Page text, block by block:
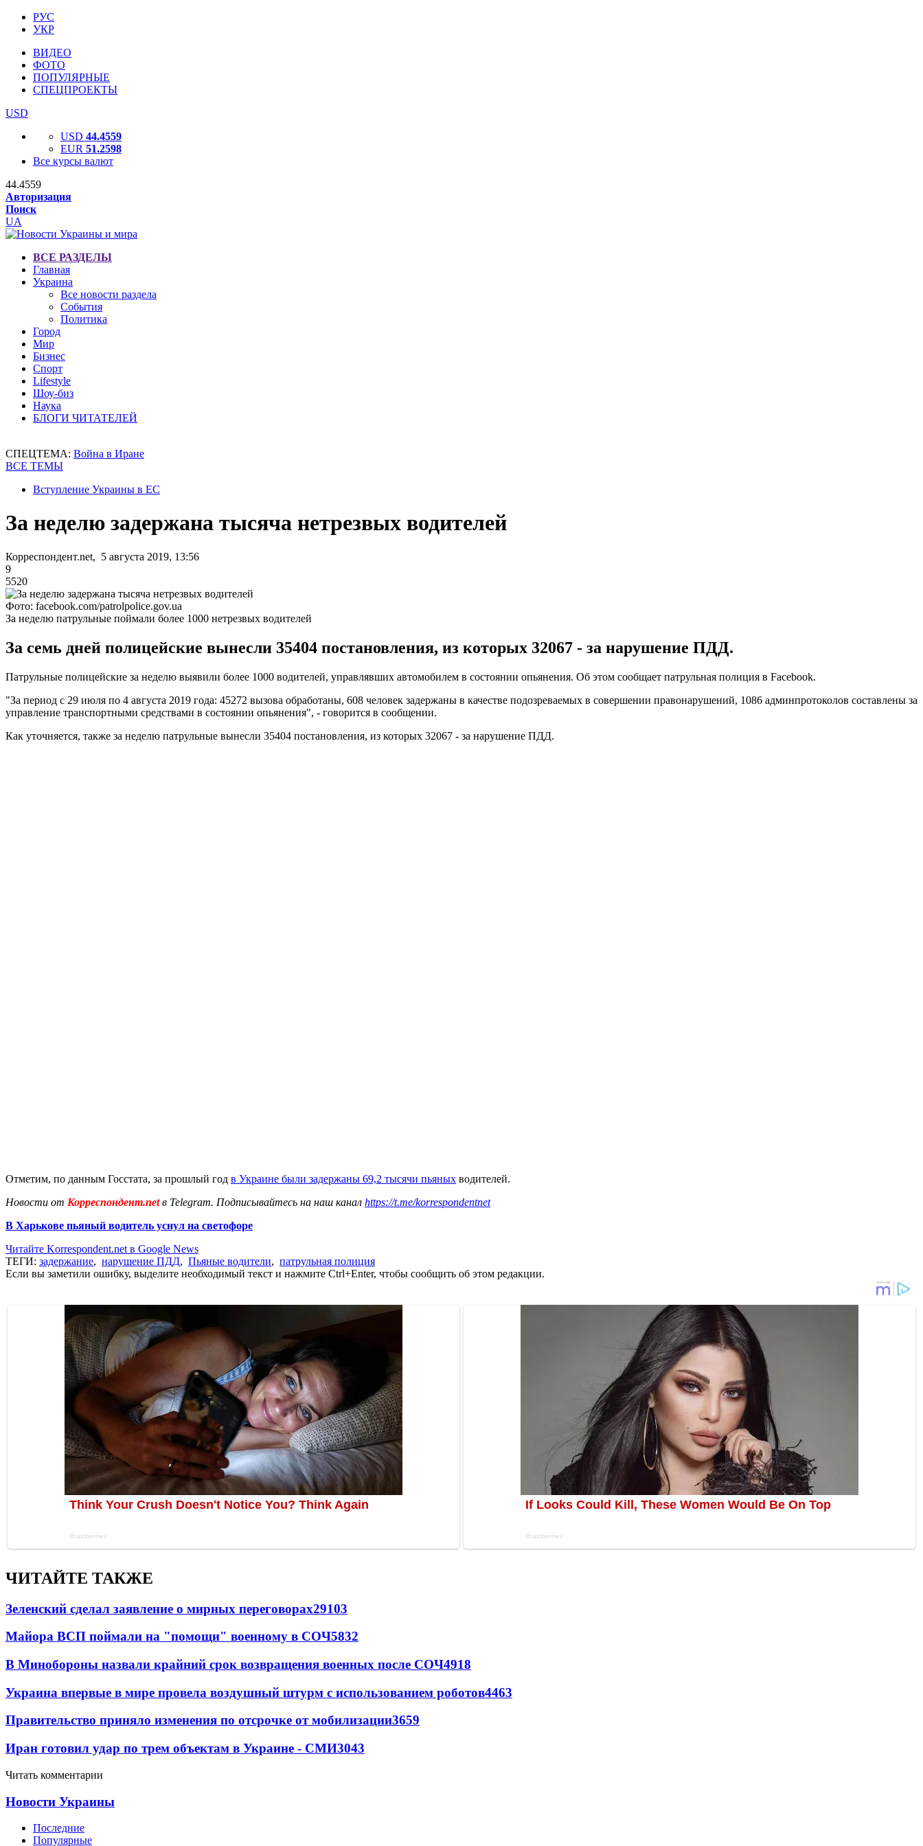
РУС
УКР
ВИДЕО
ФОТО
ПОПУЛЯРНЫЕ
СПЕЦПРОЕКТЫ
USD
USD 44.4559
EUR 51.2598
Все курсы валют
44.4559
Авторизация
Поиск
UA
ВСЕ РАЗДЕЛЫ
Главная
Украина
Все новости раздела
События
Политика
Город
Мир
Бизнес
Спорт
Lifestyle
Шоу-биз
Наука
БЛОГИ ЧИТАТЕЛЕЙ
СПЕЦТЕМА: Война в Иране
ВСЕ ТЕМЫ
Вступление Украины в ЕС
За неделю задержана тысяча нетрезвых водителей
Корреспондент.net, 5 августа 2019, 13:56
9
5520
Фото: facebook.com/patrolpolice.gov.ua
За неделю патрульные поймали более 1000 нетрезвых водителей
За семь дней полицейские вынесли 35404 постановления, из которых 32067 - за нарушение ПДД.
Патрульные полицейские за неделю выявили более 1000 водителей, управлявших автомобилем в состоянии опьянения. Об этом сообщает патрульная полиция в Facebook.
"За период с 29 июля по 4 августа 2019 года: 45272 вызова обработаны, 608 человек задержаны в качестве подозреваемых в совершении правонарушений, 1086 админпротоколов составлены за
управление транспортными средствами в состоянии опьянения", - говорится в сообщении.
Как уточняется, также за неделю патрульные вынесли 35404 постановления, из которых 32067 - за нарушение ПДД.
Отметим, по данным Госстата, за прошлый год в Украине были задержаны 69,2 тысячи пьяных водителей.
Новости от Корреспондент.netв Telegram. Подписывайтесь на наш канал https://t.me/korrespondentnet
В Харькове пьяный водитель уснул на светофоре
Читайте Korrespondent.net в Google News
ТЕГИ: задержание, нарушение ПДД, Пьяные водители, патрульная полиция
Если вы заметили ошибку, выделите необходимый текст и нажмите Ctrl+Enter, чтобы сообщить об этом редакции.
ЧИТАЙТЕ ТАКЖЕ
Зеленский сделал заявление о мирных переговорах29103
Майора ВСП поймали на "помощи" военному в СОЧ5832
В Минобороны назвали крайний срок возвращения военных после СОЧ4918
Украина впервые в мире провела воздушный штурм с использованием роботов4463
Правительство приняло изменения по отсрочке от мобилизации3659
Иран готовил удар по трем объектам в Украине - СМИ3043
Читать комментарии
Новости Украины
Последние
Популярные